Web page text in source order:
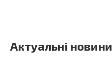
Актуальні новини